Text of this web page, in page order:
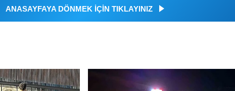
ANASAYFAYA DÖNMEK İÇİN TIKLAYINIZ